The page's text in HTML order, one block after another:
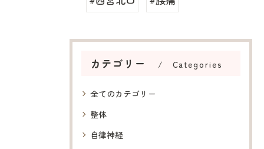
カテゴリー Categories
全てのカテゴリー
整体
自律神経